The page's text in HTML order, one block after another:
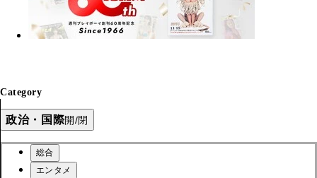
Category
政治・国際開/閉
総合
エンタメ